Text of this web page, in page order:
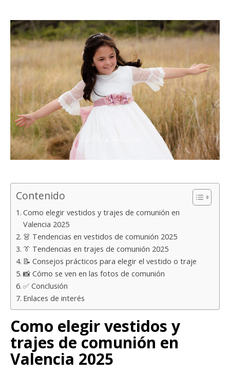
Contenido
Como elegir vestidos y trajes de comunión en
Valencia 2025
👗 Tendencias en vestidos de comunión 2025
👔 Tendencias en trajes de comunión 2025
📝 Consejos prácticos para elegir el vestido o traje
📸 Cómo se ven en las fotos de comunión
✅ Conclusión
Enlaces de interés
Como elegir vestidos y
trajes de comunión en
Valencia 2025